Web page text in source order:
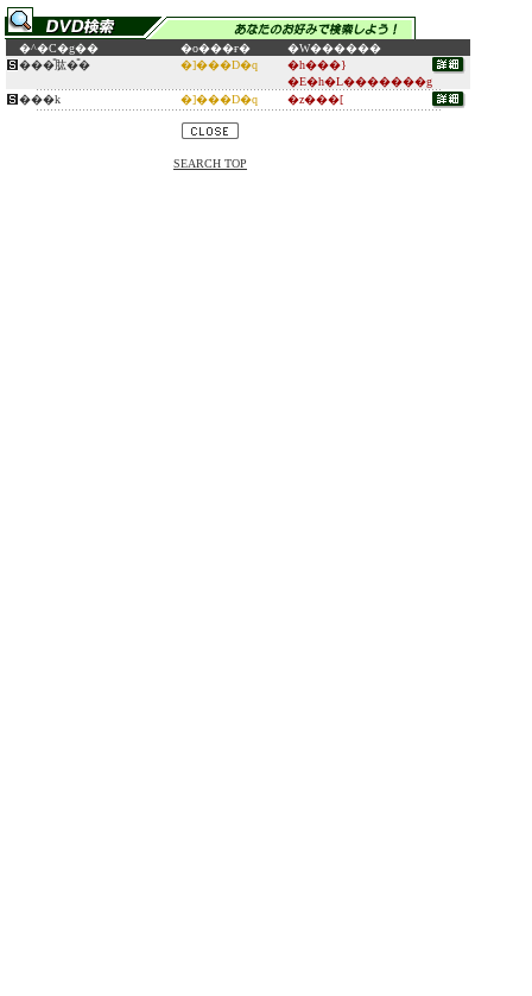
�^�C�g�� �o���ғ�
�W������
���̎肱�̎�
�]���D�q
�h���}
�E�h�L�������g
���k
�]���D�q �z���[
SEARCH TOP